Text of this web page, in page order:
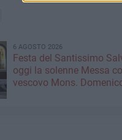
6 AGOSTO 2026
Festa del Santissimo
oggi la solenne Messa
vescovo Mons.